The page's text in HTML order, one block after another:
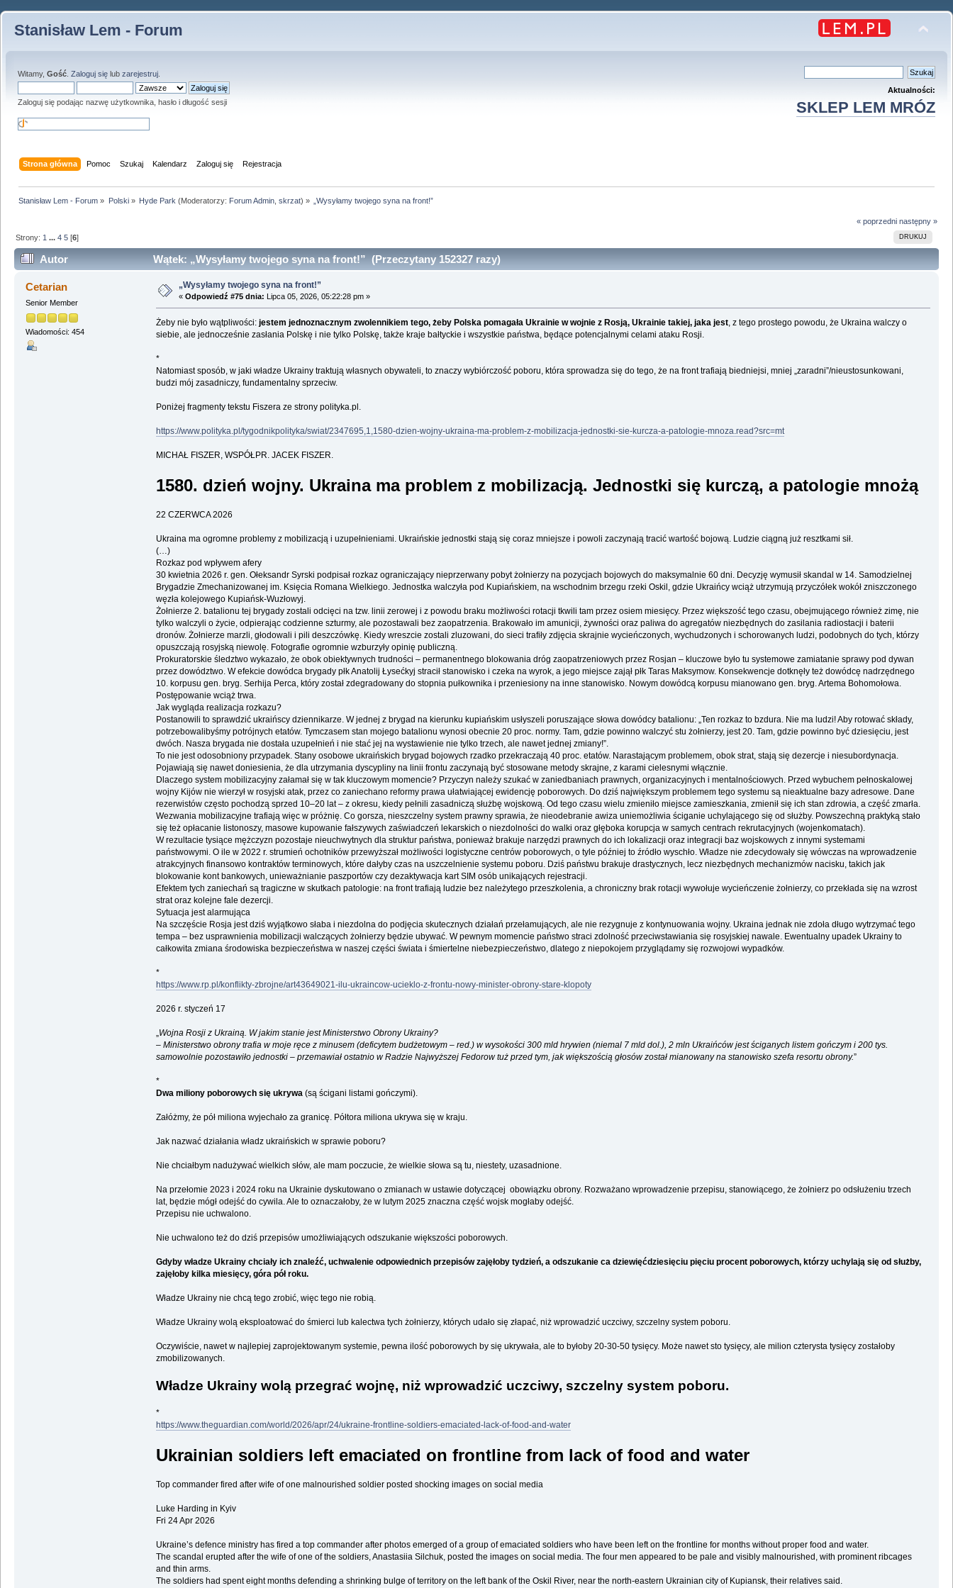
Stanisław Lem - Forum
Witamy, Gość Zaloguj się lub zarejestruj
Zaloguj się podając nazwę użytkownika, hasło i długość sesji
Aktualności:
SKLEP LEM MRÓZ
Strona główna Pomoc Szukaj Kalendarz Zaloguj się Rejestracja
Stanisław Lem - Forum » Polski» Hyde Park (Moderatorzy: Forum Admin, skrzat) » „Wysyłamy twojego syna na front!”
« poprzedni następny »
DRUKUJ
Strony: 1 ...4 5 [6]
Autor Wątek: „Wysyłamy twojego syna na front!” (Przeczytany 152327 razy)
Cetarian
Senior Member
Wiadomości: 454
„Wysyłamy twojego syna na front!”
« Odpowiedź #75 dnia: Lipca 05, 2026, 05:22:28 pm »
Żeby nie było wątpliwości: jestem jednoznacznym zwolennikiem tego, żeby Polska pomagała Ukrainie w wojnie z Rosją, Ukrainie takiej, jaka jest, z tego prostego powodu, że Ukraina walczy o
siebie, ale jednocześnie zasłania Polskę i nie tylko Polskę, także kraje bałtyckie i wszystkie państwa, będące potencjalnymi celami ataku Rosji.
*
Natomiast sposób, w jaki władze Ukrainy traktują własnych obywateli, to znaczy wybiórczość poboru, która sprowadza się do tego, że na front trafiają biedniejsi, mniej „zaradni”/nieustosunkowani,
budzi mój zasadniczy, fundamentalny sprzeciw.
Poniżej fragmenty tekstu Fiszera ze strony polityka.pl.
https://www.polityka.pl/tygodnikpolityka/swiat/2347695,1,1580-dzien-wojny-ukraina-ma-problem-z-mobilizacja-jednostki-sie-kurcza-a-patologie-mnoza.read?src=mt
MICHAŁ FISZER, WSPÓŁPR. JACEK FISZER.
1580. dzień wojny. Ukraina ma problem z mobilizacją. Jednostki się kurczą, a patologie mnożą
22 CZERWCA 2026
Ukraina ma ogromne problemy z mobilizacją i uzupełnieniami. Ukraińskie jednostki stają się coraz mniejsze i powoli zaczynają tracić wartość bojową. Ludzie ciągną już resztkami sił.
(…)
Rozkaz pod wpływem afery
30 kwietnia 2026 r. gen. Ołeksandr Syrski podpisał rozkaz ograniczający nieprzerwany pobyt żołnierzy na pozycjach bojowych do maksymalnie 60 dni. Decyzję wymusił skandal w 14. Samodzielnej
Brygadzie Zmechanizowanej im. Księcia Romana Wielkiego. Jednostka walczyła pod Kupiańskiem, na wschodnim brzegu rzeki Oskil, gdzie Ukraińcy wciąż utrzymują przyczółek wokół zniszczonego
węzła kolejowego Kupiańsk-Wuzłowyj.
Żołnierze 2. batalionu tej brygady zostali odcięci na tzw. linii zerowej i z powodu braku możliwości rotacji tkwili tam przez osiem miesięcy. Przez większość tego czasu, obejmującego również zimę, nie
tylko walczyli o życie, odpierając codzienne szturmy, ale pozostawali bez zaopatrzenia. Brakowało im amunicji, żywności oraz paliwa do agregatów niezbędnych do zasilania radiostacji i baterii
dronów. Żołnierze marzli, głodowali i pili deszczówkę. Kiedy wreszcie zostali zluzowani, do sieci trafiły zdjęcia skrajnie wycieńczonych, wychudzonych i schorowanych ludzi, podobnych do tych, którzy
opuszczają rosyjską niewolę. Fotografie ogromnie wzburzyły opinię publiczną.
Prokuratorskie śledztwo wykazało, że obok obiektywnych trudności – permanentnego blokowania dróg zaopatrzeniowych przez Rosjan – kluczowe było tu systemowe zamiatanie sprawy pod dywan
przez dowództwo. W efekcie dowódca brygady płk Anatolij Łysećkyj stracił stanowisko i czeka na wyrok, a jego miejsce zajął płk Taras Maksymow. Konsekwencje dotknęły też dowódcę nadrzędnego
10. korpusu gen. bryg. Serhija Perca, który został zdegradowany do stopnia pułkownika i przeniesiony na inne stanowisko. Nowym dowódcą korpusu mianowano gen. bryg. Artema Bohomołowa.
Postępowanie wciąż trwa.
Jak wygląda realizacja rozkazu?
Postanowili to sprawdzić ukraińscy dziennikarze. W jednej z brygad na kierunku kupiańskim usłyszeli poruszające słowa dowódcy batalionu: „Ten rozkaz to bzdura. Nie ma ludzi! Aby rotować składy,
potrzebowalibyśmy potrójnych etatów. Tymczasem stan mojego batalionu wynosi obecnie 20 proc. normy. Tam, gdzie powinno walczyć stu żołnierzy, jest 20. Tam, gdzie powinno być dziesięciu, jest
dwóch. Nasza brygada nie dostała uzupełnień i nie stać jej na wystawienie nie tylko trzech, ale nawet jednej zmiany!”.
To nie jest odosobniony przypadek. Stany osobowe ukraińskich brygad bojowych rzadko przekraczają 40 proc. etatów. Narastającym problemem, obok strat, stają się dezercje i niesubordynacja.
Pojawiają się nawet doniesienia, że dla utrzymania dyscypliny na linii frontu zaczynają być stosowane metody skrajne, z karami cielesnymi włącznie.
Dlaczego system mobilizacyjny załamał się w tak kluczowym momencie? Przyczyn należy szukać w zaniedbaniach prawnych, organizacyjnych i mentalnościowych. Przed wybuchem pełnoskalowej
wojny Kijów nie wierzył w rosyjski atak, przez co zaniechano reformy prawa ułatwiającej ewidencję poborowych. Do dziś największym problemem tego systemu są nieaktualne bazy adresowe. Dane
rezerwistów często pochodzą sprzed 10–20 lat – z okresu, kiedy pełnili zasadniczą służbę wojskową. Od tego czasu wielu zmieniło miejsce zamieszkania, zmienił się ich stan zdrowia, a część zmarła.
Wezwania mobilizacyjne trafiają więc w próżnię. Co gorsza, nieszczelny system prawny sprawia, że nieodebranie awiza uniemożliwia ściganie uchylającego się od służby. Powszechną praktyką stało
się też opłacanie listonoszy, masowe kupowanie fałszywych zaświadczeń lekarskich o niezdolności do walki oraz głęboka korupcja w samych centrach rekrutacyjnych (wojenkomatach).
W rezultacie tysiące mężczyzn pozostaje nieuchwytnych dla struktur państwa, ponieważ brakuje narzędzi prawnych do ich lokalizacji oraz integracji baz wojskowych z innymi systemami
państwowymi. O ile w 2022 r. strumień ochotników przewyższał możliwości logistyczne centrów poborowych, o tyle później to źródło wyschło. Władze nie zdecydowały się wówczas na wprowadzenie
atrakcyjnych finansowo kontraktów terminowych, które dałyby czas na uszczelnienie systemu poboru. Dziś państwu brakuje drastycznych, lecz niezbędnych mechanizmów nacisku, takich jak
blokowanie kont bankowych, unieważnianie paszportów czy dezaktywacja kart SIM osób unikających rejestracji.
Efektem tych zaniechań są tragiczne w skutkach patologie: na front trafiają ludzie bez należytego przeszkolenia, a chroniczny brak rotacji wywołuje wycieńczenie żołnierzy, co przekłada się na wzrost
strat oraz kolejne fale dezercji.
Sytuacja jest alarmująca
Na szczęście Rosja jest dziś wyjątkowo słaba i niezdolna do podjęcia skutecznych działań przełamujących, ale nie rezygnuje z kontynuowania wojny. Ukraina jednak nie zdoła długo wytrzymać tego
tempa – bez usprawnienia mobilizacji walczących żołnierzy będzie ubywać. W pewnym momencie państwo straci zdolność przeciwstawiania się rosyjskiej nawale. Ewentualny upadek Ukrainy to
całkowita zmiana środowiska bezpieczeństwa w naszej części świata i śmiertelne niebezpieczeństwo, dlatego z niepokojem przyglądamy się rozwojowi wypadków.
*
https://www.rp.pl/konflikty-zbrojne/art43649021-ilu-ukraincow-ucieklo-z-frontu-nowy-minister-obrony-stare-klopoty
2026 r. styczeń 17
„Wojna Rosji z Ukrainą. W jakim stanie jest Ministerstwo Obrony Ukrainy?
– Ministerstwo obrony trafia w moje ręce z minusem (deficytem budżetowym – red.) w wysokości 300 mld hrywien (niemal 7 mld dol.), 2 mln Ukraińców jest ściganych listem gończym i 200 tys.
samowolnie pozostawiło jednostki – przemawiał ostatnio w Radzie Najwyższej Fedorow tuż przed tym, jak większością głosów został mianowany na stanowisko szefa resortu obrony.”
*
Dwa miliony poborowych się ukrywa(są ścigani listami gończymi).
Załóżmy, że pół miliona wyjechało za granicę. Półtora miliona ukrywa się w kraju.
Jak nazwać działania władz ukraińskich w sprawie poboru?
Nie chciałbym nadużywać wielkich słów, ale mam poczucie, że wielkie słowa są tu, niestety, uzasadnione.
Na przełomie 2023 i 2024 roku na Ukrainie dyskutowano o zmianach w ustawie dotyczącej obowiązku obrony. Rozważano wprowadzenie przepisu, stanowiącego, że żołnierz po odsłużeniu trzech
lat, będzie mógł odejść do cywila. Ale to oznaczałoby, że w lutym 2025 znaczna część wojsk mogłaby odejść.
Przepisu nie uchwalono.
Nie uchwalono też do dziś przepisów umożliwiających odszukanie większości poborowych.
Gdyby władze Ukrainy chciały ich znaleźć, uchwalenie odpowiednich przepisów zajęłoby tydzień, a odszukanie ca dziewięćdziesięciu pięciu procent poborowych, którzy uchylają się od służby,
zajęłoby kilka miesięcy, góra pół roku.
Władze Ukrainy nie chcą tego zrobić, więc tego nie robią.
Władze Ukrainy wolą eksploatować do śmierci lub kalectwa tych żołnierzy, których udało się złapać, niż wprowadzić uczciwy, szczelny system poboru.
Oczywiście, nawet w najlepiej zaprojektowanym systemie, pewna ilość poborowych by się ukrywała, ale to byłoby 20-30-50 tysięcy. Może nawet sto tysięcy, ale milion czterysta tysięcy zostałoby
zmobilizowanych.
Władze Ukrainy wolą przegrać wojnę, niż wprowadzić uczciwy, szczelny system poboru.
*
https://www.theguardian.com/world/2026/apr/24/ukraine-frontline-soldiers-emaciated-lack-of-food-and-water
Ukrainian soldiers left emaciated on frontline from lack of food and water
Top commander fired after wife of one malnourished soldier posted shocking images on social media
Luke Harding in Kyiv
Fri 24 Apr 2026
Ukraine’s defence ministry has fired a top commander after photos emerged of a group of emaciated soldiers who have been left on the frontline for months without proper food and water.
The scandal erupted after the wife of one of the soldiers, Anastasiia Silchuk, posted the images on social media. The four men appeared to be pale and visibly malnourished, with prominent ribcages
and thin arms.
The soldiers had spent eight months defending a shrinking bulge of territory on the left bank of the Oskil River, near the north-eastern Ukrainian city of Kupiansk, their relatives said.